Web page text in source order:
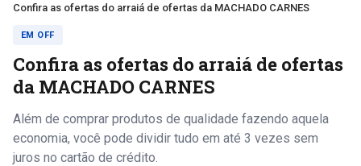
Confira as ofertas do arraiá de ofertas da MACHADO CARNES
EM OFF
Confira as ofertas do arraiá de ofertas
da MACHADO CARNES
Além de comprar produtos de qualidade fazendo aquela
economia, você pode dividir tudo em até 3 vezes sem
juros no cartão de crédito.